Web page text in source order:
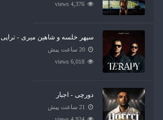
4,376 views
سپهر خلسه و شاهین میری - تراپی
20 ساعت پیش
6,018 views
دورچی - اجبار
21 ساعت پیش